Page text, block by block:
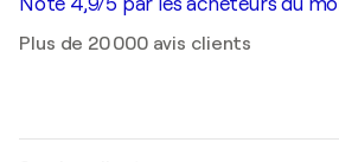
Noté 4,9/5 par les acheteurs du
Plus de 20 000 avis clients